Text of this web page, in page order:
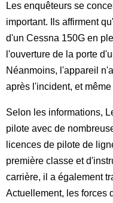
Les enquêteurs se
important. Ils affirment
d'un Cessna 150G en
l'ouverture de la porte
Néanmoins, l'appareil
après l'incident, et
Selon les informations,
pilote avec de
licences de pilote de
première classe et
carrière, il a également
Actuellement, les forces